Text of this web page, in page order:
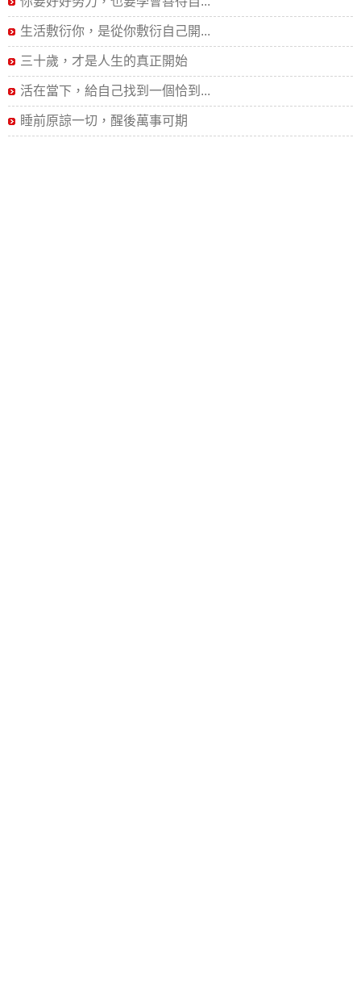
生活敷衍你，是從你敷衍自己開...
三十歲，才是人生的真正開始
活在當下，給自己找到一個恰到...
睡前原諒一切，醒後萬事可期